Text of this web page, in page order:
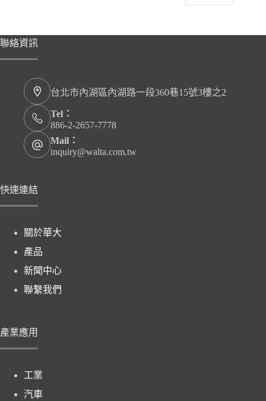
聯絡資訊
台北市內湖區內湖路一段360巷15號3樓之2
Tel：
886-2-2657-7778
Mail：
inquiry@walta.com.tw
快速連結
關於華大
產品
新聞中心
聯繫我們
產業應用
工業
汽車